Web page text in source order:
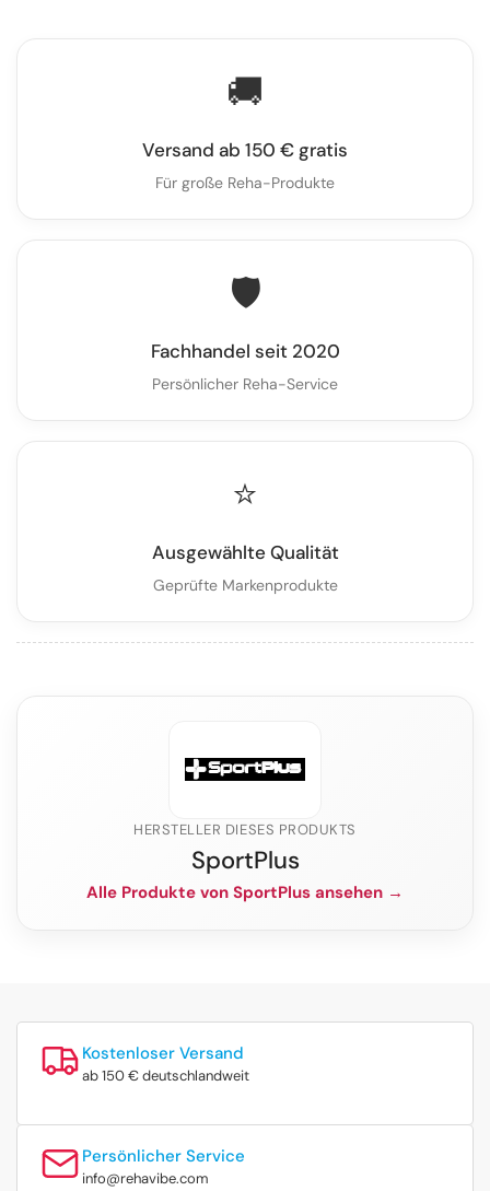
🚚
Versand ab 150 € gratis
Für große Reha-Produkte
🛡️
Fachhandel seit 2020
Persönlicher Reha-Service
⭐
Ausgewählte Qualität
Geprüfte Markenprodukte
HERSTELLER DIESES PRODUKTS
SportPlus
Alle Produkte von SportPlus ansehen →
Kostenloser Versand
ab 150 € deutschlandweit
Persönlicher Service
info@rehavibe.com